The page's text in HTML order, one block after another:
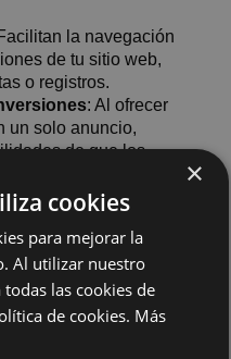
la navegación
de tu sitio web,
o registros.
: Al ofrecer
un solo anuncio,
de que los
parámetros de URL
análisis de su
de Sitio en el
×
cookies
para mejorar la
Al utilizar nuestro
las cookies de
de cookies. Más